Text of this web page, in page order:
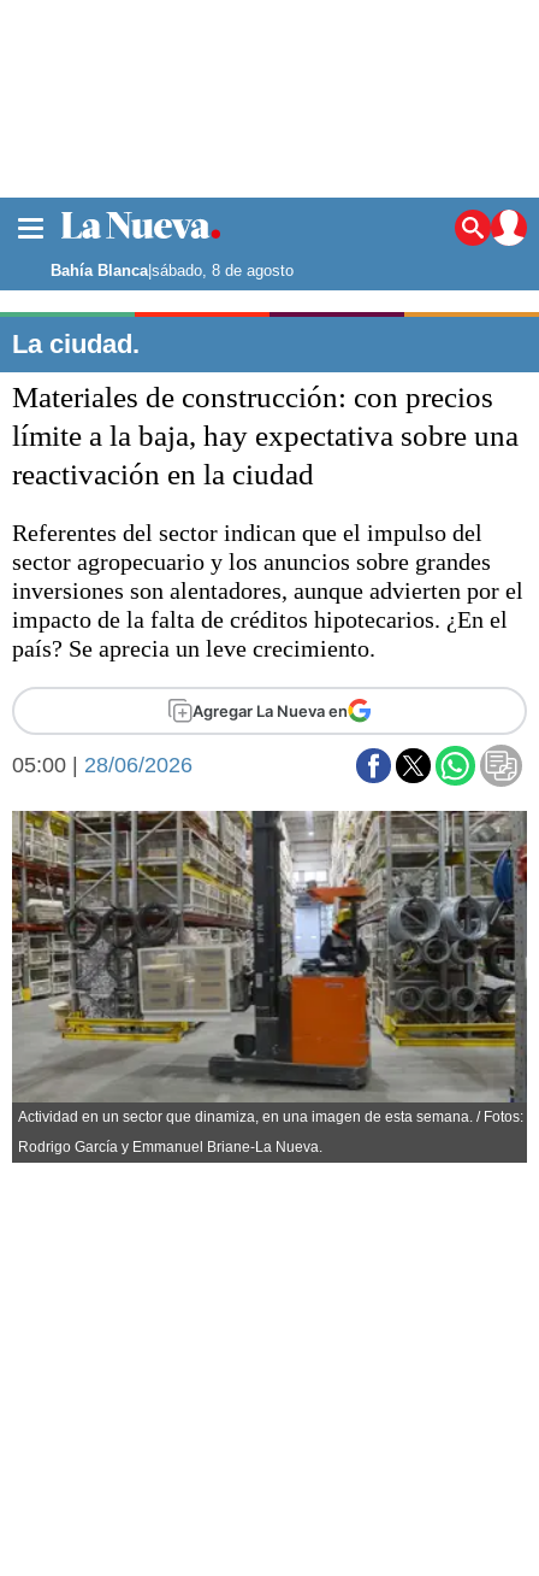
Noticias
La ciudad
Punta Alta
El mundo
Opinión
Escenario Olímpico
Liga del Sur
Básquetbol
Fútbol
Federal A
Arte y cultura
Aplausos
Cines
Economía y campo
Economía y finanzas
Con el campo
Espacio empresas
Sociedad y tiempo
libre
Sociedad
Tecnología
Turismo
Salud
Es viral
El tiempo
Fúnebres
Clasificados
Horóscopo
Suplementos
Servicios
Farmacias
Bahía Blanca|sábado, 8 de agosto
La ciudad.
Materiales de construcción: con precios
límite a la baja, hay expectativa sobre una
reactivación en la ciudad
Referentes del sector indican que el impulso del
sector agropecuario y los anuncios sobre grandes
inversiones son alentadores, aunque advierten por el
impacto de la falta de créditos hipotecarios. ¿En el
país? Se aprecia un leve crecimiento.
Agregar La Nueva en
05:00 | 28/06/2026
Actividad en un sector que dinamiza, en una imagen de esta semana. / Fotos:
Rodrigo García y Emmanuel Briane-La Nueva.